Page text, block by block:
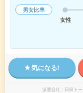
男女比率
女性
気になる!
派遣会社 日研ト